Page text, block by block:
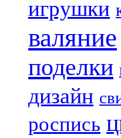
игрушки
валяние
поделки
дизайн
роспись